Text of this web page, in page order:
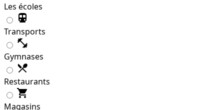
Les écoles
Transports
Gymnases
Restaurants
Magasins